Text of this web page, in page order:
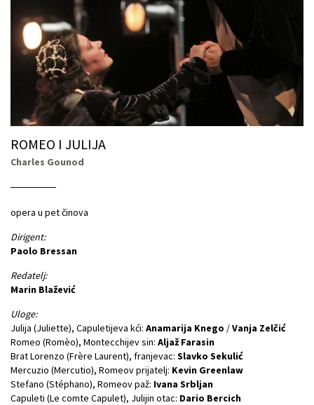
ROMEO I JULIJA
Charles Gounod
opera u pet činova
Dirigent:
Paolo Bressan
Redatelj:
Marin Blažević
Uloge:
Julija (Juliette), Capuletijeva kći: Anamarija Knego /Vanja Zelčić
Romeo (Romèo), Montecchijev sin: Aljaž Farasin
Brat Lorenzo (Frère Laurent), franjevac: Slavko Sekulić
Mercuzio (Mercutio), Romeov prijatelj: Kevin Greenlaw
Stefano (Stéphano), Romeov paž: Ivana Srbljan
Capuleti (Le comte Capulet), Julijin otac: Dario Bercich